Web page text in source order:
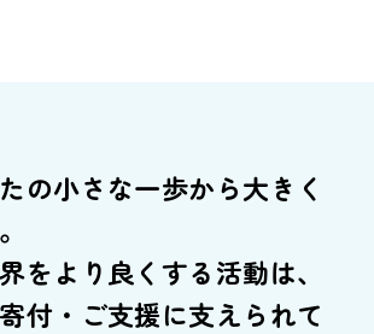
の小さな一歩から大きく
をより良くする活動は、
付・ご支援に支えられて